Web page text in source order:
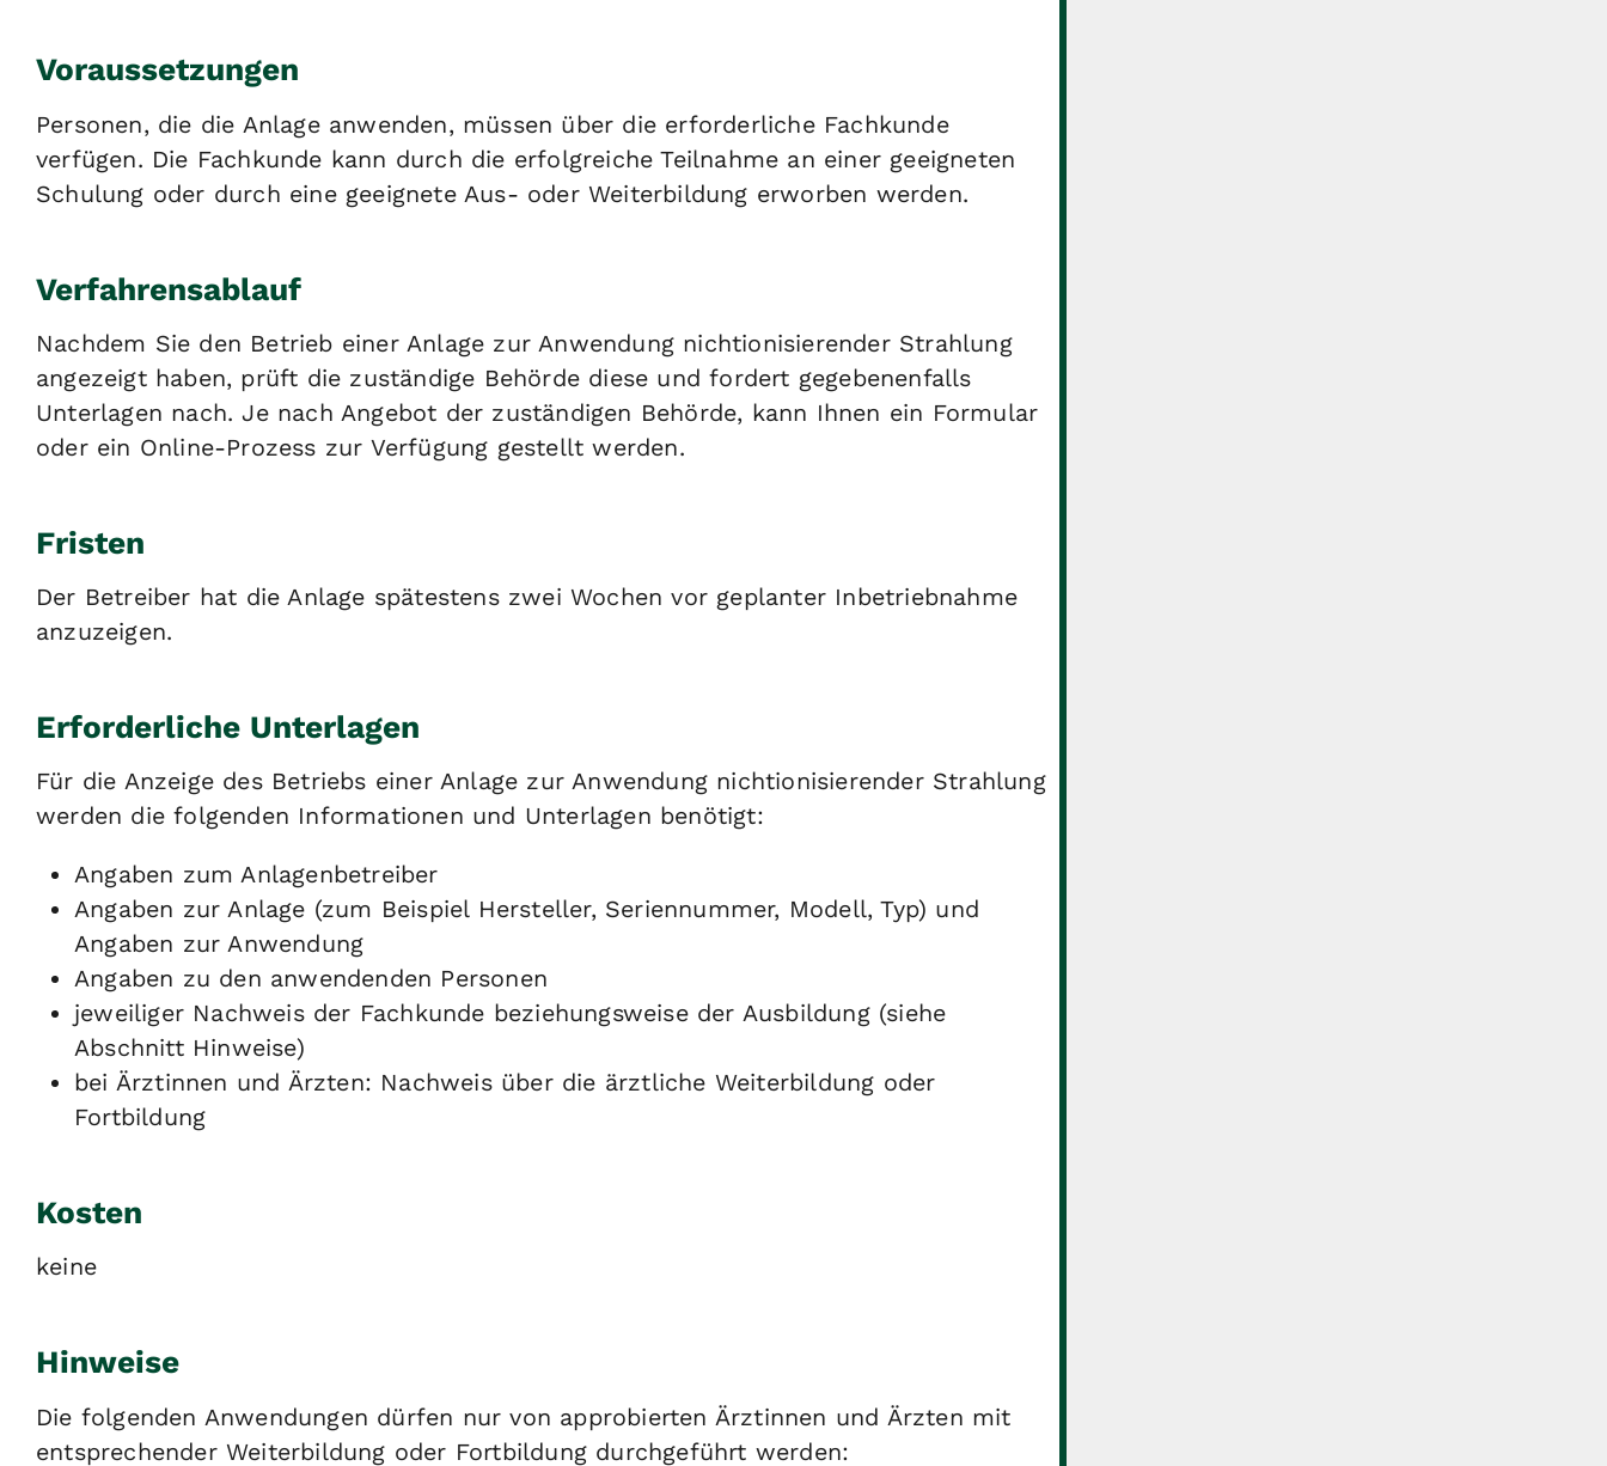
Voraussetzungen
Personen, die die Anlage anwenden, müssen über die erforderliche Fachkunde
verfügen. Die Fachkunde kann durch die erfolgreiche Teilnahme an einer geeigneten
Schulung oder durch eine geeignete Aus- oder Weiterbildung erworben werden.
Verfahrensablauf
Nachdem Sie den Betrieb einer Anlage zur Anwendung nichtionisierender Strahlung
angezeigt haben, prüft die zuständige Behörde diese und fordert gegebenenfalls
Unterlagen nach. Je nach Angebot der zuständigen Behörde, kann Ihnen ein Formular
oder ein Online-Prozess zur Verfügung gestellt werden.
Fristen
Der Betreiber hat die Anlage spätestens zwei Wochen vor geplanter Inbetriebnahme
anzuzeigen.
Erforderliche Unterlagen
Für die Anzeige des Betriebs einer Anlage zur Anwendung nichtionisierender Strahlung
werden die folgenden Informationen und Unterlagen benötigt:
Angaben zum Anlagenbetreiber
Angaben zur Anlage (zum Beispiel Hersteller, Seriennummer, Modell, Typ) und
Angaben zur Anwendung
Angaben zu den anwendenden Personen
jeweiliger Nachweis der Fachkunde beziehungsweise der Ausbildung (siehe
Abschnitt Hinweise)
bei Ärztinnen und Ärzten: Nachweis über die ärztliche Weiterbildung oder
Fortbildung
Kosten
keine
Hinweise
Die folgenden Anwendungen dürfen nur von approbierten Ärztinnen und Ärzten mit
entsprechender Weiterbildung oder Fortbildung durchgeführt werden: